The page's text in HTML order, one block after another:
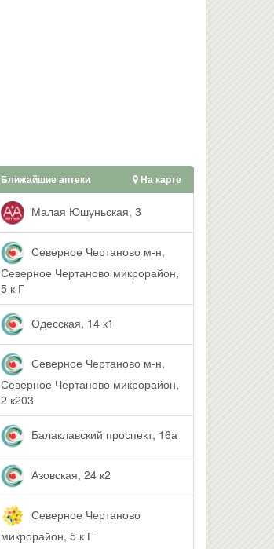
Ближайшие аптеки На карте
Малая Юшуньская, 3
Северное Чертаново м-н,
Северное Чертаново микрорайон,
5 к Г
Одесская, 14 к1
Северное Чертаново м-н,
Северное Чертаново микрорайон,
2 к203
Балаклавский проспект, 16а
Азовская, 24 к2
Северное Чертаново
микрорайон, 5 к Г